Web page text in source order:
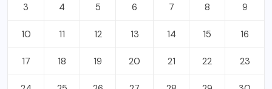
3 4 5 6 7 8 9
10 11 12 13 14 15 16
17 18 19 20 21 22 23